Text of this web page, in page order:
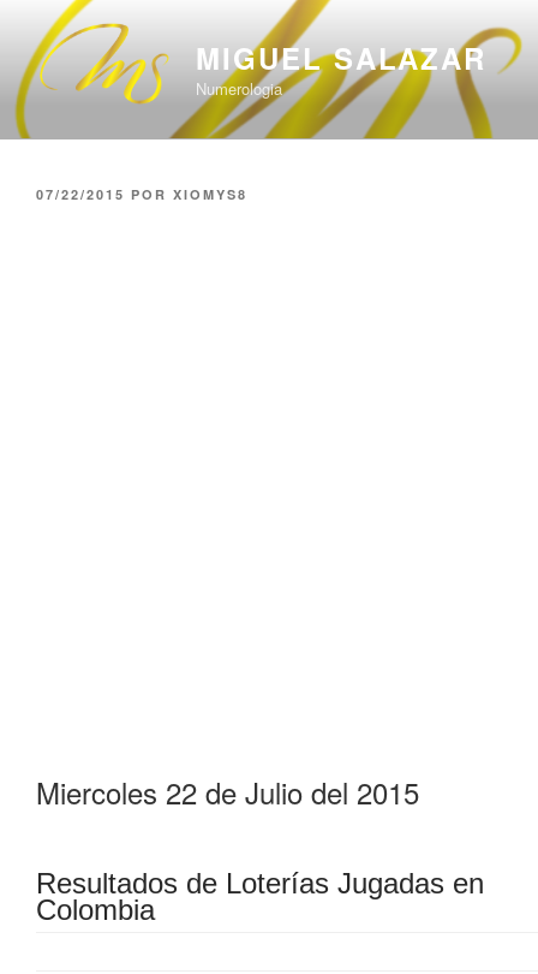
contenido
MIGUEL SALAZAR
Numerologia
PUBLICADO
07/22/2015 POR XIOMYS8
Miercoles 22 de Julio del 2015
Resultados de Loterías Jugadas en
Colombia